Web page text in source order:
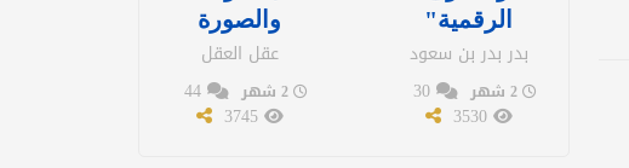
الرقمية"
بدر بدر بن سعود
2 شهر 30
3530
والصورة
عقل العقل
2 شهر 44
3745